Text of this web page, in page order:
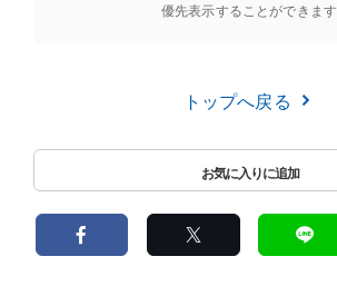
優先表示することができます
トップへ戻る